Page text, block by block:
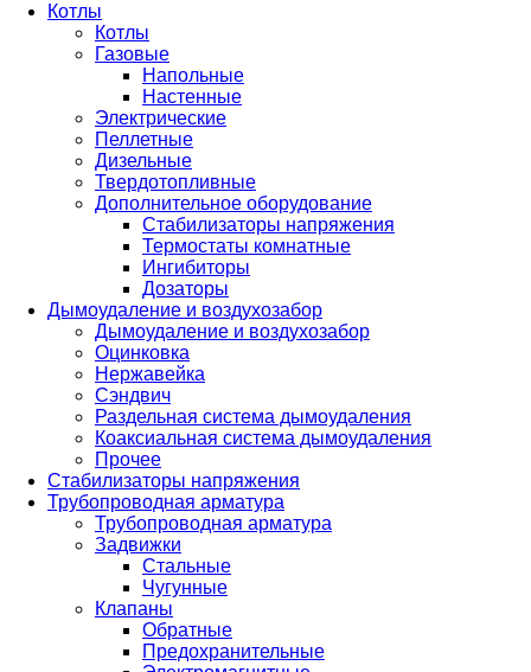
Котлы
Котлы
Газовые
Напольные
Настенные
Электрические
Пеллетные
Дизельные
Твердотопливные
Дополнительное оборудование
Стабилизаторы напряжения
Термостаты комнатные
Ингибиторы
Дозаторы
Дымоудаление и воздухозабор
Дымоудаление и воздухозабор
Оцинковка
Нержавейка
Сэндвич
Раздельная система дымоудаления
Коаксиальная система дымоудаления
Прочее
Стабилизаторы напряжения
Трубопроводная арматура
Трубопроводная арматура
Задвижки
Стальные
Чугунные
Клапаны
Обратные
Предохранительные